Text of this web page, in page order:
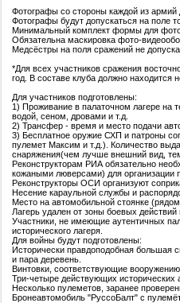
Фотографы со стороны каждой из
Фотографы будут допускаться на поле
Минимальный комплект формы для
Обязательна маскировка фото-
Медсёстры на поля сражений не
*Для всех участников сражения
год. В составе клуба должно находится
Для участников подготовлены:
1) Проживание в палаточном лагере на
водой, сеном, дровами и т.д.
2) Трансфер - время и место подачи
3) Бесплатное оружие СХП и патроны
пулемет Максим и т.д.). Количество
снаряжения(чем лучше внешний вид,
Реконструкторам РИА обязательно
кожаными люверсами) для организации
Реконструкторы ОСИ организуют
Несение караульной службы и
Место на автомобильной стоянке
Лагерь удален от зоны боевых
Участники, не имеющие аутентичных
исторического лагеря.
Для войны будут подготовлены:
Исторически правдоподобная большая
и пара деревень.
Винтовки, соответствующие
Три-четыре действующих исторических
Несколько пулеметов, заранее
Бронеавтомобиль "РуссоБалт" с